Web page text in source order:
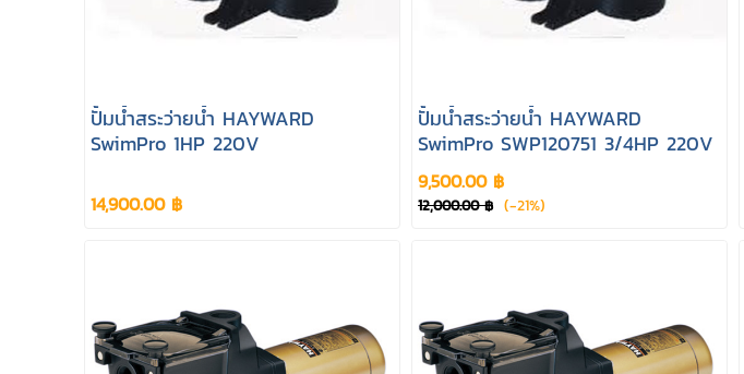
ปั้มน้ำสระว่ายน้ำ HAYWARD
SwimPro 1HP 220V
14,900.00 ฿
ปั้มน้ำสระว่ายน้ำ HAYWARD
SwimPro SWP120751 3/4HP 220V
9,500.00 ฿
12,000.00 ฿ (-21%)